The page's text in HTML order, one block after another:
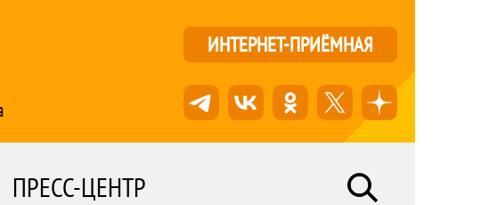
ИНТЕРНЕТ-ПРИЁМНАЯ
ПРЕСС-ЦЕНТР